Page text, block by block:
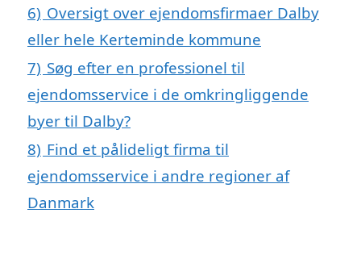
6) Oversigt over ejendomsfirmaer Dalby
eller hele Kerteminde kommune
7) Søg efter en professionel til
ejendomsservice i de omkringliggende
byer til Dalby?
8) Find et pålideligt firma til
ejendomsservice i andre regioner af
Danmark